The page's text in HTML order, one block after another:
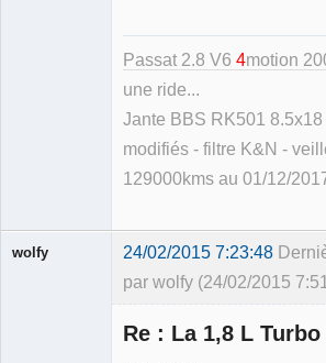
Passat 2.8 V6 4motion
une ride...
Jante BBS RK501
modifiés - filtre K&N -
129000kms au 01/12/
wolfy 24/02/2015 7:23:48
par wolfy (24/02/2015
Re : La 1,8 L